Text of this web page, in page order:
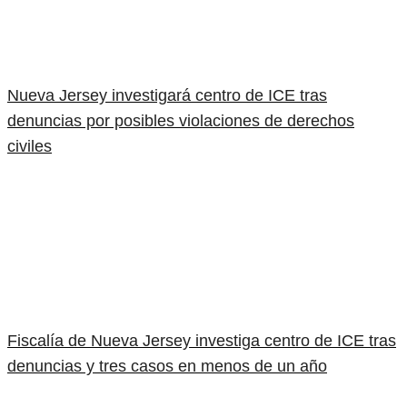
Nueva Jersey investigará centro de ICE tras
denuncias por posibles violaciones de derechos
civiles
Fiscalía de Nueva Jersey investiga centro de ICE tras
denuncias y tres casos en menos de un año